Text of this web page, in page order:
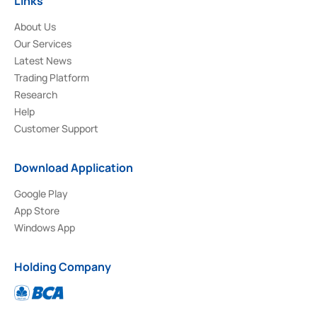
About Us
Our Services
Latest News
Trading Platform
Research
Help
Customer Support
Download Application
Google Play
App Store
Windows App
Holding Company